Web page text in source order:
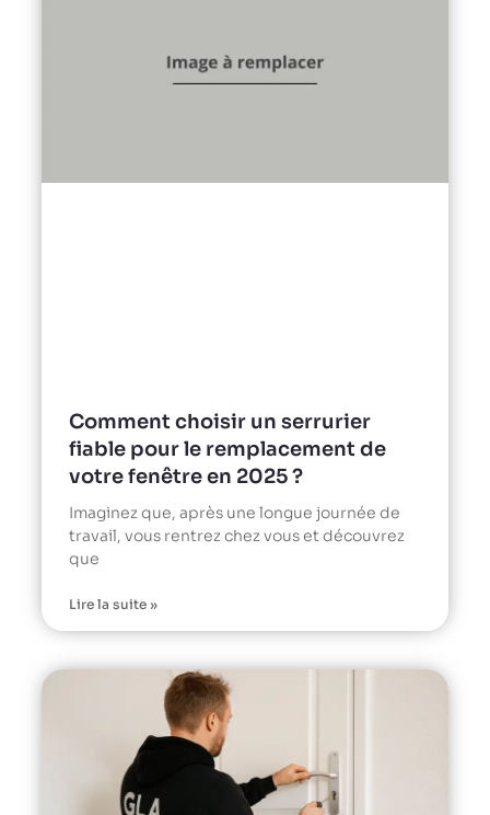
Comment choisir un serrurier
fiable pour le remplacement de
votre fenêtre en 2025 ?
Imaginez que, après une longue journée de
travail, vous rentrez chez vous et découvrez
que
Lire la suite »